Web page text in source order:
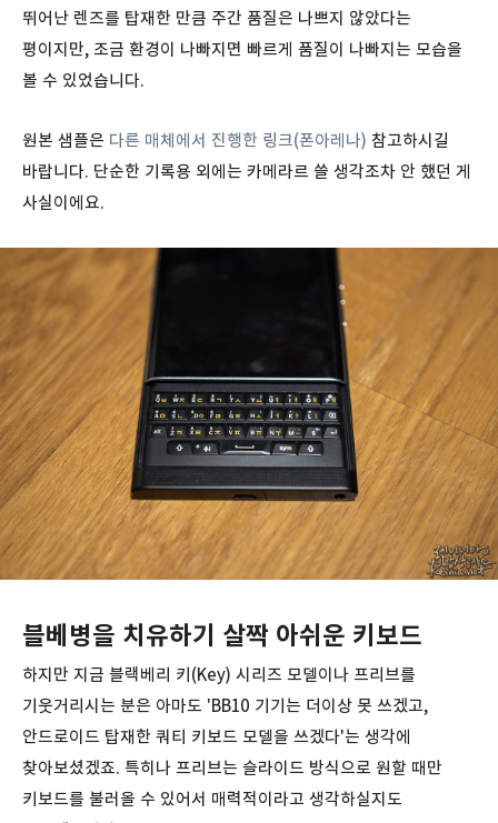
뛰어난 렌즈를 탑재한 만큼 주간 품질은 나쁘지 않았다는
평이지만, 조금 환경이 나빠지면 빠르게 품질이 나빠지는 모습을
볼 수 있었습니다.
원본 샘플은 다른 매체에서 진행한 링크(폰아레나) 참고하시길
바랍니다. 단순한 기록용 외에는 카메라르 쓸 생각조차 안 했던 게
사실이에요.
블베병을 치유하기 살짝 아쉬운 키보드
하지만 지금 블랙베리 키(Key) 시리즈 모델이나 프리브를
기웃거리시는 분은 아마도 'BB10 기기는 더이상 못 쓰겠고,
안드로이드 탑재한 쿼티 키보드 모델을 쓰겠다'는 생각에
찾아보셨겠죠. 특히나 프리브는 슬라이드 방식으로 원할 때만
키보드를 불러올 수 있어서 매력적이라고 생각하실지도